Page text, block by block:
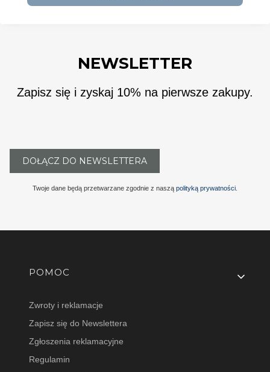
NEWSLETTER
Zapisz się i zyskaj 10% na pierwsze zakupy.
DOŁĄCZ DO NEWSLETTERA
Twoje dane będą przetwarzane zgodnie z naszą polityką prywatności
Linki w stopce
POMOC
Zwroty i reklamacje
Zapisz się do Newslettera
Zgłoszenia reklamacyjne
Regulamin